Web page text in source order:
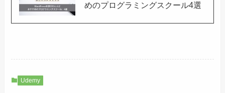
めのプログラミングスクール4選
Udemy